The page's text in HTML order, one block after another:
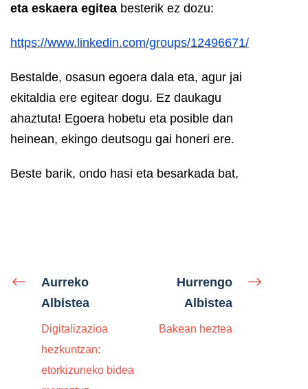
eta eskaera egitea besterik ez dozu:
https://www.linkedin.com/groups/12496671/
Bestalde, osasun egoera dala eta, agur jai
ekitaldia ere egitear dogu. Ez daukagu
ahaztuta! Egoera hobetu eta posible dan
heinean, ekingo deutsogu gai honeri ere.
Beste barik, ondo hasi eta besarkada bat,
Aurreko
Albistea
Digitalizazioa
hezkuntzan:
etorkizuneko bidea
Hurrengo
Albistea
Bakean heztea